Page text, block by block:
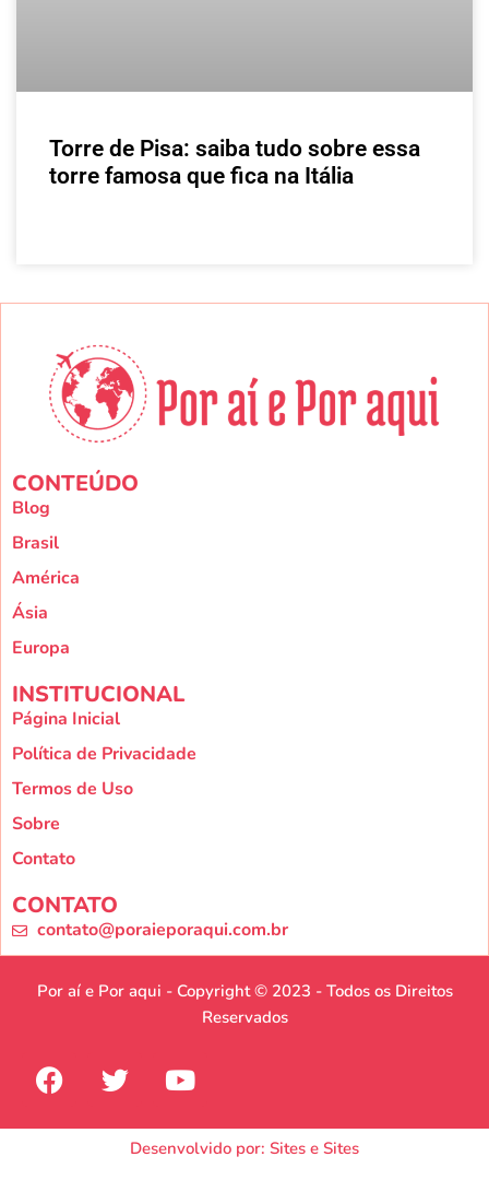
Torre de Pisa: saiba tudo sobre essa
torre famosa que fica na Itália
CONTEÚDO
Blog
Brasil
América
Ásia
Europa
INSTITUCIONAL
Página Inicial
Política de Privacidade
Termos de Uso
Sobre
Contato
CONTATO
contato@poraieporaqui.com.br
Por aí e Por aqui - Copyright © 2023 - Todos os Direitos
Reservados
Desenvolvido por: Sites e Sites